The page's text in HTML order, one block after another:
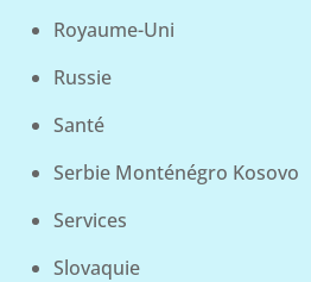
Royaume-Uni
Russie
Santé
Serbie Monténégro Kosovo
Services
Slovaquie